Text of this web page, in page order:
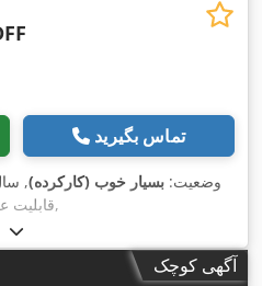
تماس بگیرید
وضعیت: بسیار خوب (کارکرده),
,,
آگهی کوچک